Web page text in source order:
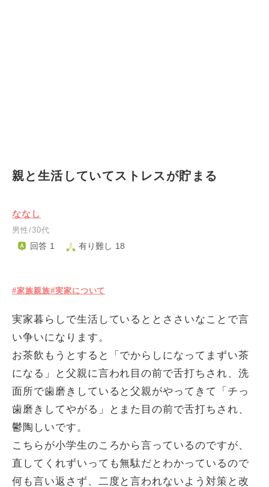
親と生活していてストレスが貯まる
ななし
男性/30代
回答 1 有り難し 18
#家族親族#実家について
実家暮らしで生活しているととささいなことで言
い争いになります。
お茶飲もうとすると「でからしになってまずい茶
になる」と父親に言われ目の前で舌打ちされ、洗
面所で歯磨きしていると父親がやってきて「チっ
歯磨きしてやがる」とまた目の前で舌打ちされ、
鬱陶しいです。
こちらが小学生のころから言っているのですが、
直してくれずいっても無駄だとわかっているので
何も言い返さず、二度と言われないよう対策と改